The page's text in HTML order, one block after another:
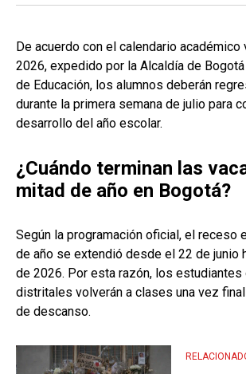
De acuerdo con el calendario académico
2026, expedido por la Alcaldía de
de Educación, los alumnos deberán
durante la primera semana de julio para
desarrollo del año escolar.
¿Cuándo terminan las
mitad de año en Bogotá?
Según la programación oficial, el receso
de año se extendió desde el 22 de junio
de 2026. Por esta razón, los
distritales volverán a clases una vez
de descanso.